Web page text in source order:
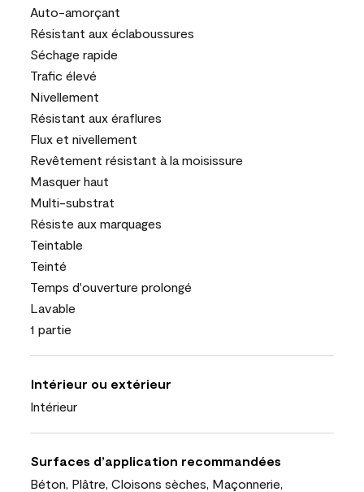
Auto-amorçant
Résistant aux éclaboussures
Séchage rapide
Trafic élevé
Nivellement
Résistant aux éraflures
Flux et nivellement
Revêtement résistant à la moisissure
Masquer haut
Multi-substrat
Résiste aux marquages
Teintable
Teinté
Temps d'ouverture prolongé
Lavable
1 partie
Intérieur ou extérieur
Intérieur
Surfaces d’application recommandées
Béton, Plâtre, Cloisons sèches, Maçonnerie,